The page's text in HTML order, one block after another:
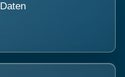
Daten